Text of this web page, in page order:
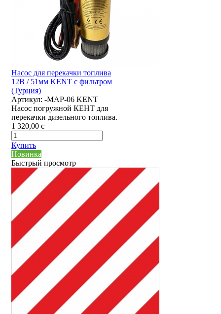
Насос для перекачки топлива
12В / 51мм KENT с фильтром
(Турция)
Артикул: -MAP-06 KENT
Насос погружной КЕНТ для
перекачки дизельного топлива.
1 320,00 c
Купить
Новинка
Быстрый просмотр